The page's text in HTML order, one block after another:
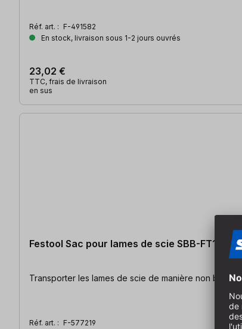
Réf. art. : F-491582
En stock, livraison sous 1-2 jours ouvrés
23,02 €
TTC, frais de livraison
en sus
Festool Sac pour lames de scie SBB-FT1
Transporter les lames de scie de manière non
Réf. art. : F-577219